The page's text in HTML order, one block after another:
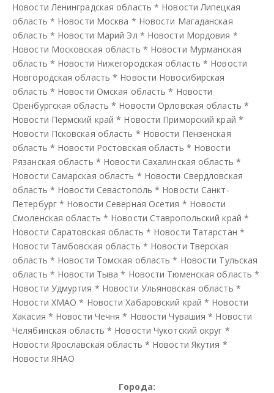
Новости Ленинградская область * Новости Липецкая
область * Новости Москва * Новости Магаданская
область * Новости Марий Эл * Новости Мордовия *
Новости Московская область * Новости Мурманская
область * Новости Нижегородская область * Новости
Новгородская область * Новости Новосибирская
область * Новости Омская область * Новости
Оренбургская область * Новости Орловская область *
Новости Пермский край * Новости Приморский край *
Новости Псковская область * Новости Пензенская
область * Новости Ростовская область * Новости
Рязанская область * Новости Сахалинская область *
Новости Самарская область * Новости Свердловская
область * Новости Севастополь * Новости Санкт-
Петербург* Новости Северная Осетия * Новости
Смоленская область * Новости Ставропольский край *
Новости Саратовская область * Новости Татарстан *
Новости Тамбовская область * Новости Тверская
область * Новости Томская область * Новости Тульская
область * Новости Тыва * Новости Тюменская область *
Новости Удмуртия * Новости Ульяновская область *
Новости ХМАО * Новости Хабаровский край * Новости
Хакасия * Новости Чечня * Новости Чувашия * Новости
Челябинская область * Новости Чукотский округ *
Новости Ярославская область * Новости Якутия *
Новости ЯНАО
Города: